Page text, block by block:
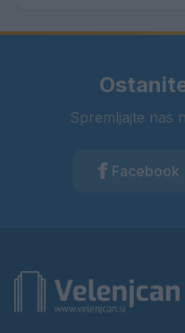
Spremljajte nas
Facebook